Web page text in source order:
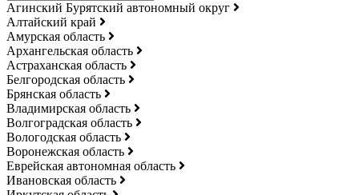
Агинский Бурятский автономный округ
Алтайский край
Амурская область
Архангельская область
Астраханская область
Белгородская область
Брянская область
Владимирская область
Волгоградская область
Вологодская область
Воронежская область
Еврейская автономная область
Ивановская область